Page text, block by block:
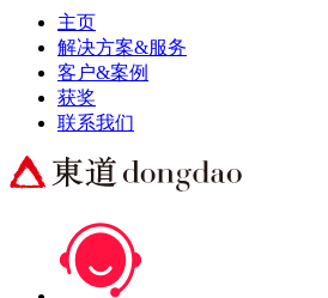
主页
解决方案&服务
客户&案例
获奖
联系我们